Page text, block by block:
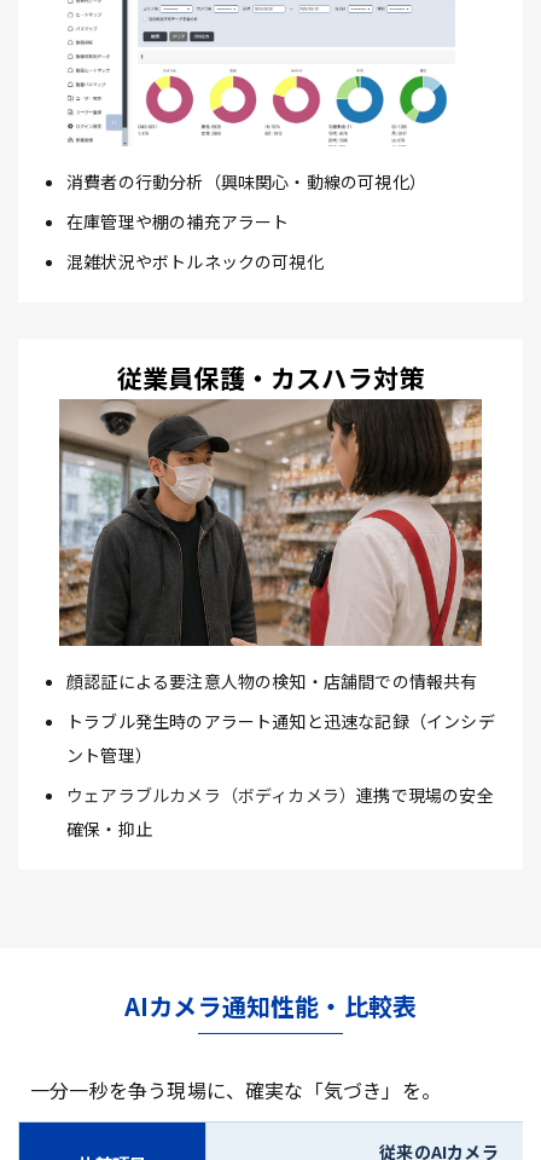
消費者の行動分析（興味関心・動線の可視化）
在庫管理や棚の補充アラート
混雑状況やボトルネックの可視化
従業員保護・カスハラ対策
顔認証による要注意人物の検知・店舗間での情報共有
トラブル発生時のアラート通知と迅速な記録（インシデ
ント管理）
ウェアラブルカメラ（ボディカメラ）連携で現場の安全
確保・抑止
AIカメラ通知性能・比較表
一分一秒を争う現場に、確実な「気づき」を。
従来のAIカメラ